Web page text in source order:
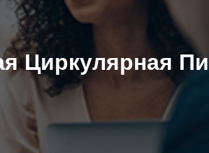
Циркулярная